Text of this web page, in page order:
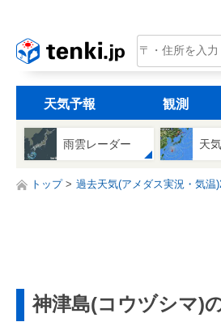
tenki.jp
天気予報 観測
雨雲レーダー 天
トップ 過去天気(アメダス実況・気温
神津島(コウヅシマ)